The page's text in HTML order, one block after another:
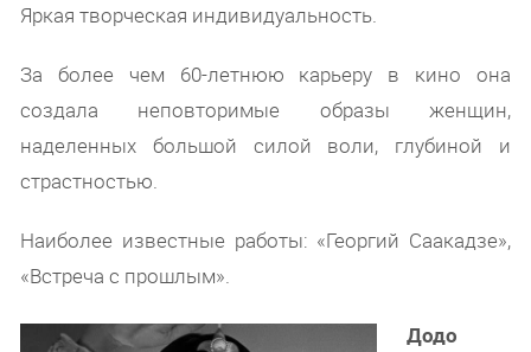
Яркая творческая индивидуальность.
За более чем 60-летнюю карьеру в кино она
создала неповторимые образы женщин,
наделенных большой силой воли, глубиной и
страстностью.
Наиболее известные работы: «Георгий Саакадзе»,
«Встреча с прошлым».
Додо